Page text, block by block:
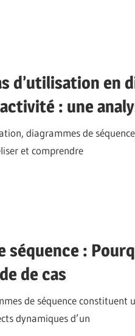
d’utilisation en
: une
diagrammes de
et comprendre
séquence :
de cas
de séquence constituent
dynamiques d’un